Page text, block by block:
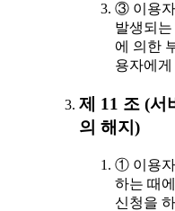
③ 이용자
발생되
에 의한
용자에
제 11 조 (서
의 해지)
① 이용자
하는 때
신청을